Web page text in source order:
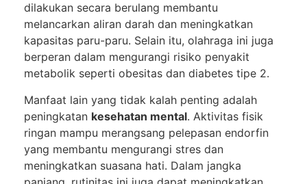
dilakukan secara berulang membantu
melancarkan aliran darah dan meningkatkan
kapasitas paru-paru. Selain itu, olahraga ini juga
berperan dalam mengurangi risiko penyakit
metabolik seperti obesitas dan diabetes tipe 2.
Manfaat lain yang tidak kalah penting adalah
peningkatan kesehatan mental. Aktivitas fisik
ringan mampu merangsang pelepasan endorfin
yang membantu mengurangi stres dan
meningkatkan suasana hati. Dalam jangka